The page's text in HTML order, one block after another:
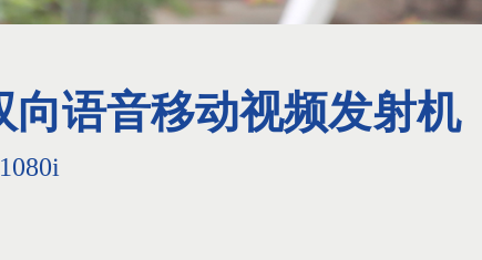
向语音移动视频发射机